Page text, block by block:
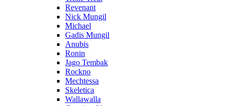
Revenant
Nick Mungil
Michael
Gadis Mungil
Anubis
Ronin
Jago Tembak
Rockno
Mechtessa
Skeletica
Wallawalla